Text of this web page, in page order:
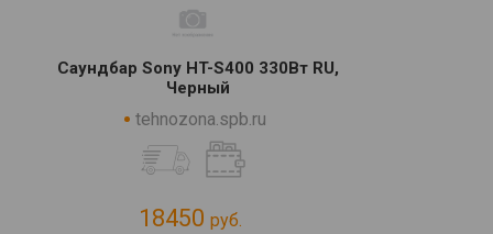
Саундбар Sony HT-S400 330Вт RU,
Черный
tehnozona.spb.ru
18450 руб.